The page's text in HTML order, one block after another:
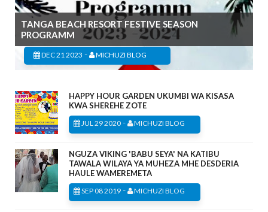
TANGA BEACH RESORT FESTIVE SEASON
PROGRAMM
DEC 21 2023 - MICHUZI BLOG
HAPPY HOUR GARDEN UKUMBI WA KISASA
KWA SHEREHE ZOTE
JUL 29 2020 - MICHUZI BLOG
NGUZA VIKING 'BABU SEYA' NA KATIBU
TAWALA WILAYA YA MUHEZA MHE DESDERIA
HAULE WAMEREMETA
SEP 08 2019 - MICHUZI BLOG